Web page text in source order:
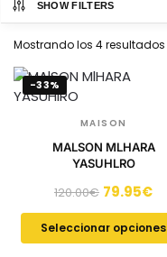
SHOW FILTERS
Mostrando los 4 resultados
-33%
MAISON
MALSON MLHARA
YASUHLRO
120.00€ 79.95€
Seleccionar opciones